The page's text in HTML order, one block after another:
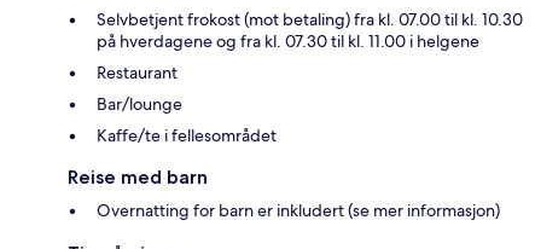
Selvbetjent frokost (mot betaling) fra kl. 07.00 til kl. 10.30
på hverdagene og fra kl. 07.30 til kl. 11.00 i helgene
Restaurant
Bar/lounge
Kaffe/te i fellesområdet
Reise med barn
Overnatting for barn er inkludert (se mer informasjon)